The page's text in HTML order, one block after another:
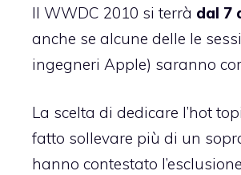
Il WWDC 2010 si terrà dal 7
anche se alcune delle le
ingegneri Apple) saranno
La scelta di dedicare l’hot
fatto sollevare più di un
hanno contestato